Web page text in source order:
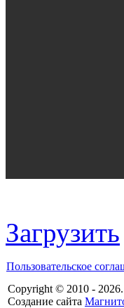
Загрузить
Пользовательское
Copyright © 2010 -
Создание сайта